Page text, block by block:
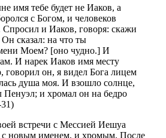
имя тебе будет не Иаков, а
с Богом, и человеков
Спросил и Иаков, говоря: скажи
сказал: на что ты
Моем? [оно чудно.] И
И нарек Иаков имя месту
говорил он, я видел Бога лицем
душа моя. И взошло солнце,
Пенуэл; и хромал он на бедро
встречи с Мессией Иешуа
с новым именем, и хромым. После